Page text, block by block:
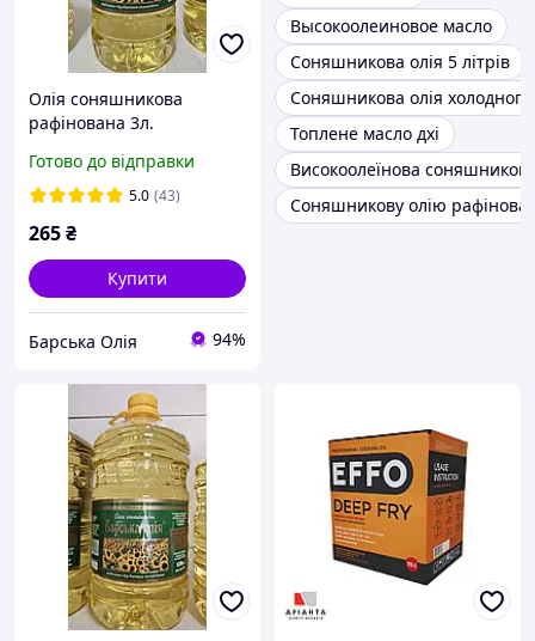
Олія соняшникова
рафінована 3л.
Готово до відправки
5.0 (43)
265₴
Купити
Барська Олія 94%
Высокоолеиновое масло
Соняшникова олія 5 літрів
Соняшникова олія
Топлене масло дхі
Високоолеїнова
Соняшникову олію